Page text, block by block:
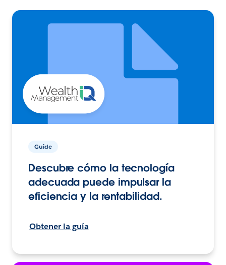
Guide
Descubre cómo la tecnología
adecuada puede impulsar la
eficiencia y la rentabilidad.
Obtener la guía